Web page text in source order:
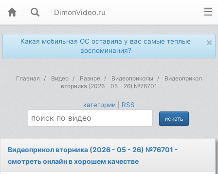
DimonVideo.ru
×
Какая мобильная ОС оставила у вас самые теплые
воспоминания?
Главная Видео Разное Видеоприколы
Видеоприкол
вторника (2026 - 05 - 26) №76701
категории RSS
Видеоприкол вторника (2026 - 05 - 26) №76701 -
смотреть онлайн в хорошем качестве